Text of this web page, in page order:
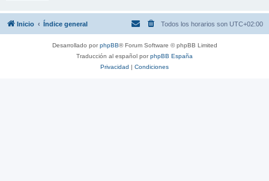
Inicio Índice general Todos los horarios son UTC+02:00
Desarrollado porphpBB® Forum Software © phpBB Limited
Traducción al español porphpBB España
Privacidad | Condiciones